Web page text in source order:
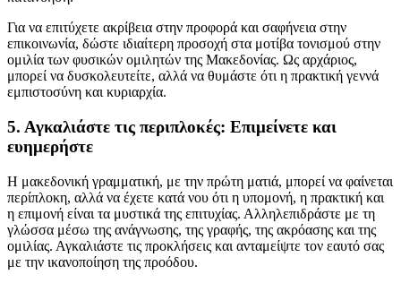
Για να επιτύχετε ακρίβεια στην προφορά και σαφήνεια στην
επικοινωνία, δώστε ιδιαίτερη προσοχή στα μοτίβα τονισμού στην
ομιλία των φυσικών ομιλητών της Μακεδονίας. Ως αρχάριος,
μπορεί να δυσκολευτείτε, αλλά να θυμάστε ότι η πρακτική γεννά
εμπιστοσύνη και κυριαρχία.
5. Αγκαλιάστε τις περιπλοκές: Επιμείνετε και
ευημερήστε
Η μακεδονική γραμματική, με την πρώτη ματιά, μπορεί να φαίνεται
περίπλοκη, αλλά να έχετε κατά νου ότι η υπομονή, η πρακτική και
η επιμονή είναι τα μυστικά της επιτυχίας. Αλληλεπιδράστε με τη
γλώσσα μέσω της ανάγνωσης, της γραφής, της ακρόασης και της
ομιλίας. Αγκαλιάστε τις προκλήσεις και ανταμείψτε τον εαυτό σας
με την ικανοποίηση της προόδου.